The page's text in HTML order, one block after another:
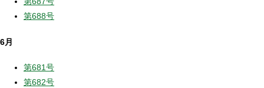
第688号
6月
第681号
第682号